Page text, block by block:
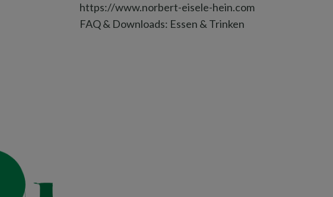
https://www.norbert-eisele-hein.com
FAQ & Downloads: Essen & Trinken